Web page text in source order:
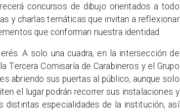
concursos de dibujo orientados a todo
y charlas temáticas que invitan a reflexionar
que conforman nuestra identidad.
A solo una cuadra, en la intersección de
Tercera Comisaría de Carabineros y el Grupo
abriendo sus puertas al público, aunque solo
el lugar podrán recorrer sus instalaciones y
distintas especialidades de la institución, así